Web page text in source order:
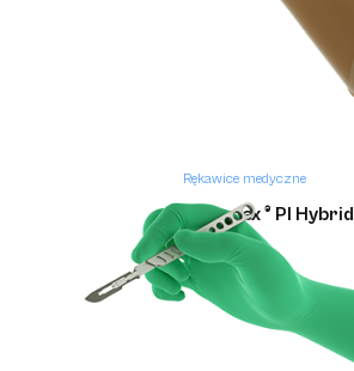
Rękawice medyczne
Gammex ® PI Hybrid